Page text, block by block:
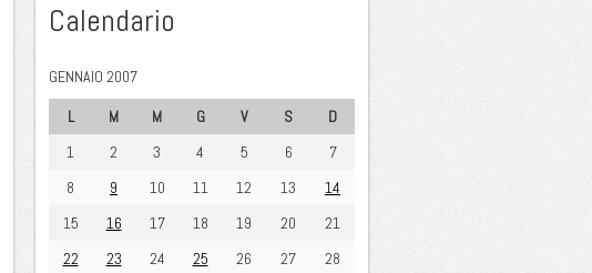
Calendario
GENNAIO 2007
L
M M G V S
D
1
2 3 4 5 6
7
8
9 10 11 12 13
14
15
16 17 18 19 20
21
22
23 24 25 26 27
28